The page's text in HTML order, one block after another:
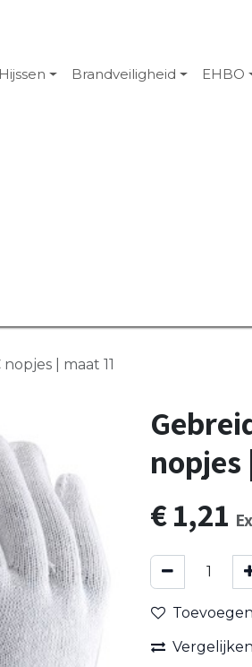
Brandveiligheid EHBO
| maat 11
nopjes
€1,21
Vergelijken